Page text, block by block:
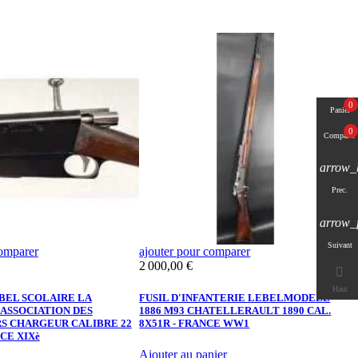
SCOLAIRE LA
DES
CHARGEUR CALIBRE 22
XIXè
ajouter pour comparer
Prix
2 000,00 €
FUSIL D'INFANTERIE LEBELMODELE
1886 M93 CHATELLERAULT 1890 CAL.
8X51R - FRANCE WW1
Ajouter au panier
Panier
0
Comparer
0
Prec.
Suivant

Haut